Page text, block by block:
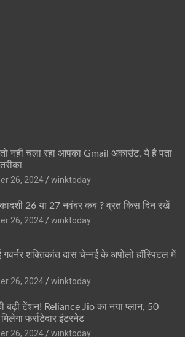
नहीं चला रहा आपका Gmail अकाउंट, ये है पता
26, 2024
winktoday
26 या 27 नवंबर कब ? व्रत किस दिन रखें
26, 2024
winktoday
शक्तिकांत दास चेन्नई के अपोलो हॉस्पिटल में
26, 2024
winktoday
बढ़ी टेंशन! Reliance Jio का नया प्लान, 50
फर्राटेदार इंटरनेट
26, 2024
winktoday